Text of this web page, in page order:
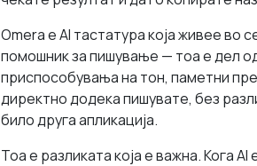
Omera е AI тастатура која живее во
помошник за пишување — тоа е дел
приспособувања на тон, паметни
директно додека пишувате, без
било друга апликација.
Тоа е разликата која е важна. Кога